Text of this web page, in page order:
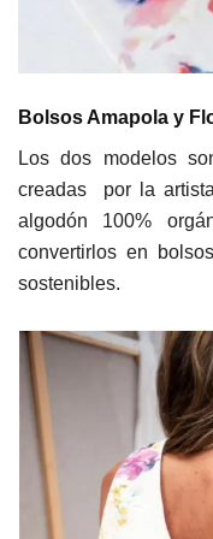
Bolsos Amapola y
Los dos modelos
creadas por la
algodón 100%
convertirlos en
sostenibles.